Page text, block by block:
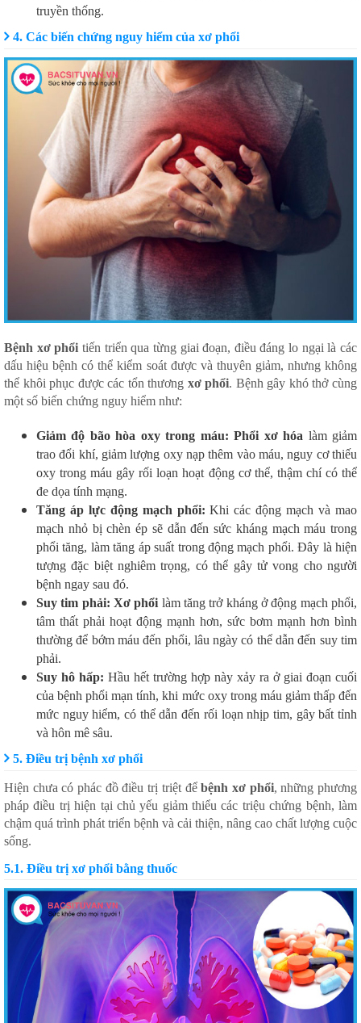
truyền thống.
4. Các biến chứng nguy hiểm của xơ phổi
Bệnh xơ phổi tiến triển qua từng giai đoạn, điều đáng lo ngại là các
dấu hiệu bệnh có thể kiểm soát được và thuyên giảm, nhưng không
thể khôi phục được các tổn thương xơ phổi. Bệnh gây khó thở cùng
một số biến chứng nguy hiểm như:
Giảm độ bão hòa oxy trong máu: Phổi xơ hóa làm giảm
trao đổi khí, giảm lượng oxy nạp thêm vào máu, nguy cơ thiếu
oxy trong máu gây rối loạn hoạt động cơ thể, thậm chí có thể
đe dọa tính mạng.
Tăng áp lực động mạch phổi: Khi các động mạch và mao
mạch nhỏ bị chèn ép sẽ dẫn đến sức kháng mạch máu trong
phổi tăng, làm tăng áp suất trong động mạch phổi. Đây là hiện
tượng đặc biệt nghiêm trọng, có thể gây tử vong cho người
bệnh ngay sau đó.
Suy tim phải: Xơ phổi làm tăng trở kháng ở động mạch phổi,
tâm thất phải hoạt động mạnh hơn, sức bơm mạnh hơn bình
thường để bớm máu đến phổi, lâu ngày có thể dẫn đến suy tim
phải.
Suy hô hấp: Hầu hết trường hợp này xảy ra ở giai đoạn cuối
của bệnh phổi mạn tính, khi mức oxy trong máu giảm thấp đến
mức nguy hiểm, có thể dẫn đến rối loạn nhịp tim, gây bất tỉnh
và hôn mê sâu.
5. Điều trị bệnh xơ phổi
Hiện chưa có phác đồ điều trị triệt đểbệnh xơ phổi, những phương
pháp điều trị hiện tại chủ yếu giảm thiểu các triệu chứng bệnh, làm
chậm quá trình phát triển bệnh và cải thiện, nâng cao chất lượng cuộc
sống.
5.1. Điều trị xơ phổi bằng thuốc